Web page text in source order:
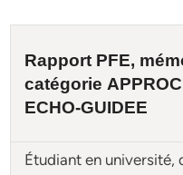
Rapport PFE,
catégorie
ECHO-GUIDEE
Étudiant en université,